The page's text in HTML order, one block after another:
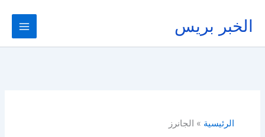
المحتوى
الخبر بريس
الرئيسية الجانرز